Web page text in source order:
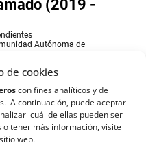
de cookies
con fines analíticos y de
A continuación, puede aceptar
cuál de ellas pueden ser
tener más información, visite
web.